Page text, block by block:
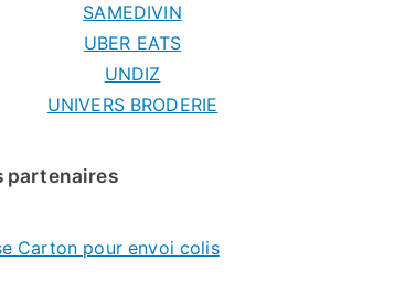
SAMEDIVIN
UBER EATS
UNDIZ
UNIVERS BRODERIE
partenaires
Carton pour envoi colis